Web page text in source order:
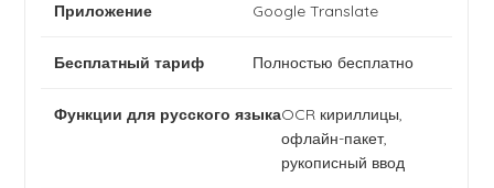
Google Translate
Полностью бесплатно
OCR кириллицы,
офлайн-пакет,
рукописный ввод